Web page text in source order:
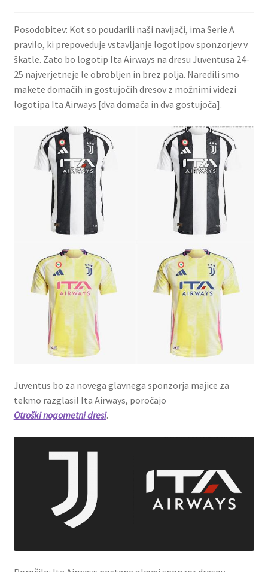
Posodobitev: Kot so poudarili naši navijači, ima Serie A
pravilo, ki prepoveduje vstavljanje logotipov sponzorjev v
škatle. Zato bo logotip Ita Airways na dresu Juventusa 24-
25 najverjetneje le obrobljen in brez polja. Naredili smo
makete domačih in gostujočih dresov z možnimi videzi
logotipa Ita Airways [dva domača in dva gostujoča].
Juventus bo za novega glavnega sponzorja majice za
tekmo razglasil Ita Airways, poročajo
Otroški nogometni dresi.